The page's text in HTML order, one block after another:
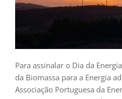
Para assinalar o Dia da
da Biomassa para a Energia
Associação Portuguesa da